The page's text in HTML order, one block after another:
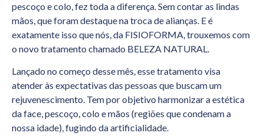
pescoço e colo, fez toda a diferença. Sem contar as lindas
mãos, que foram destaque na troca de alianças. E é
exatamente isso que nós, da FISIOFORMA, trouxemos com
o novo tratamento chamado BELEZA NATURAL.
Lançado no começo desse mês, esse tratamento visa
atender às expectativas das pessoas que buscam um
rejuvenescimento. Tem por objetivo harmonizar a estética
da face, pescoço, colo e mãos (regiões que condenam a
nossa idade), fugindo da artificialidade.